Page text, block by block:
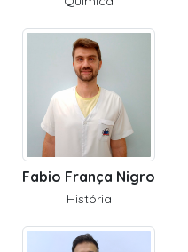
Fabio França Nigro
História